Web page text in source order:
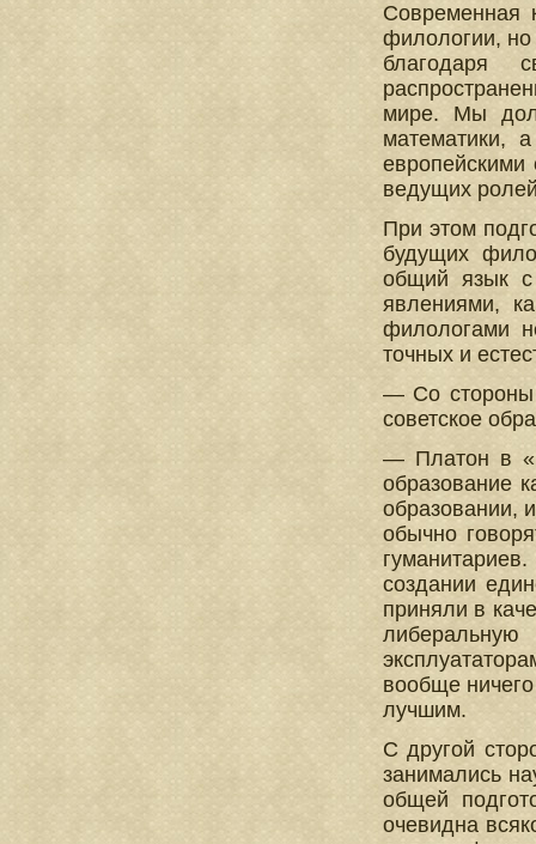
Современная
филологии, но
благодаря
мире. Мы
математики,
европейскими
ведущих
При этом
будущих
общий язык с
явлениями,
филологами
точных и
— Со стороны
советское
— Платон в
образование
образовании,
обычно
создании
приняли в
вообще
лучшим.
С другой
занимались
общей
очевидна